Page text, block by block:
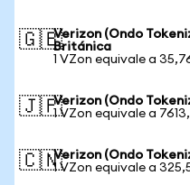
🇬🇧Verizon (Ondo
Británica
1 VZon equivale a
🇯🇵Verizon (Ondo
1 VZon equivale a
🇨🇳Verizon (Ondo
1 VZon equivale a